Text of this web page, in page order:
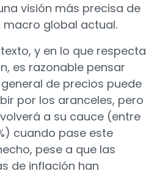
visión más precisa de
macro global actual.
y en lo que respecta
es razonable pensar
de precios puede
por los aranceles, pero
a su cauce (entre
cuando pase este
pese a que las
de inflación han